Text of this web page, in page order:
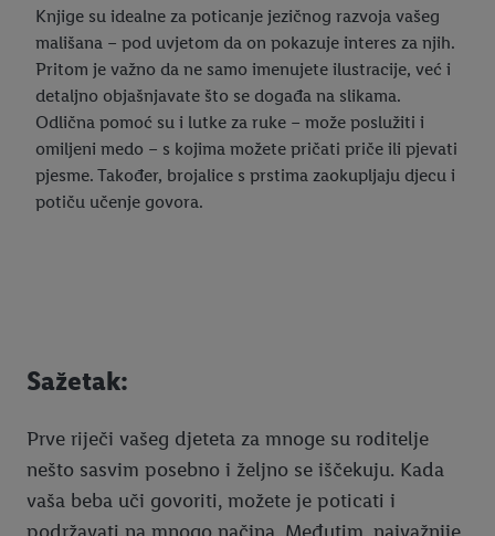
Knjige su idealne za poticanje jezičnog razvoja vašeg
mališana – pod uvjetom da on pokazuje interes za njih.
Pritom je važno da ne samo imenujete ilustracije, već i
detaljno objašnjavate što se događa na slikama.
Odlična pomoć su i lutke za ruke – može poslužiti i
omiljeni medo – s kojima možete pričati priče ili pjevati
pjesme. Također, brojalice s prstima zaokupljaju djecu i
potiču učenje govora.
Sažetak:
Prve riječi vašeg djeteta za mnoge su roditelje
nešto sasvim posebno i željno se iščekuju. Kada
vaša beba uči govoriti, možete je poticati i